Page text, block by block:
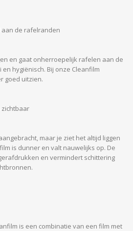
aan de rafelranden
en gaat onherroepelijk rafelen aan de
hygiënisch. Bij onze Cleanfilm
goed uitzien.
zichtbaar
maar je ziet het altijd liggen
is dunner en valt nauwelijks op. De
en vermindert schittering
is een combinatie van een film met